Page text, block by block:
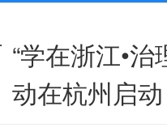
“学在浙江•
动在杭州启动